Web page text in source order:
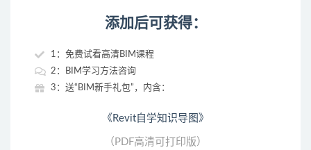
添加后可获得：
1：免费试看高清BIM课程
2：BIM学习方法咨询
3：送“BIM新手礼包”，内含：
《Revit自学知识导图》
（PDF高清可打印版）